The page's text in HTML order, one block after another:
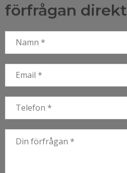
förfrågan direkt